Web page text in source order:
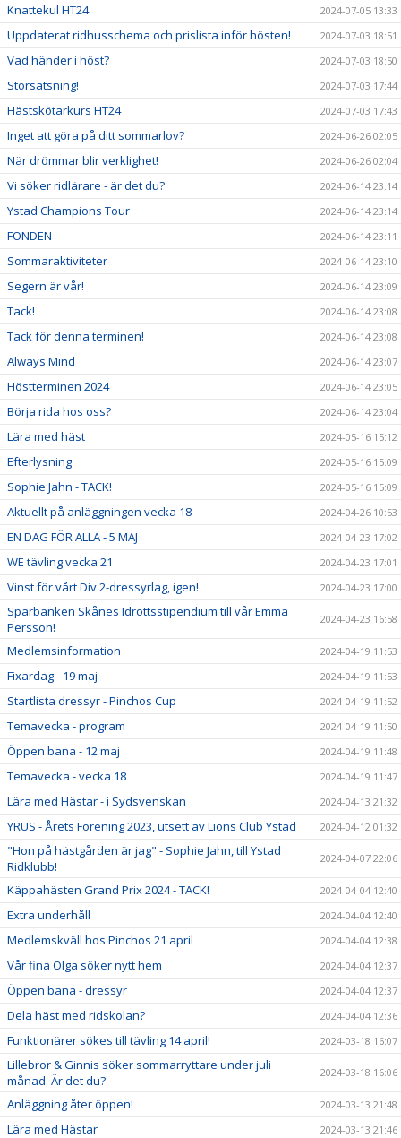
Knattekul HT24 2024-07-05 13:33
Uppdaterat ridhusschema och prislista inför hösten! 2024-07-03 18:51
Vad händer i höst? 2024-07-03 18:50
Storsatsning! 2024-07-03 17:44
Hästskötarkurs HT24 2024-07-03 17:43
Inget att göra på ditt sommarlov? 2024-06-26 02:05
När drömmar blir verklighet! 2024-06-26 02:04
Vi söker ridlärare - är det du? 2024-06-14 23:14
Ystad Champions Tour 2024-06-14 23:14
FONDEN 2024-06-14 23:11
Sommaraktiviteter 2024-06-14 23:10
Segern är vår! 2024-06-14 23:09
Tack! 2024-06-14 23:08
Tack för denna terminen! 2024-06-14 23:08
Always Mind 2024-06-14 23:07
Höstterminen 2024 2024-06-14 23:05
Börja rida hos oss? 2024-06-14 23:04
Lära med häst 2024-05-16 15:12
Efterlysning 2024-05-16 15:09
Sophie Jahn - TACK! 2024-05-16 15:09
Aktuellt på anläggningen vecka 18 2024-04-26 10:53
EN DAG FÖR ALLA - 5 MAJ 2024-04-23 17:02
WE tävling vecka 21 2024-04-23 17:01
Vinst för vårt Div 2-dressyrlag, igen! 2024-04-23 17:00
Sparbanken Skånes Idrottsstipendium till vår Emma
Persson!
2024-04-23 16:58
Medlemsinformation 2024-04-19 11:53
Fixardag - 19 maj 2024-04-19 11:53
Startlista dressyr - Pinchos Cup 2024-04-19 11:52
Temavecka - program 2024-04-19 11:50
Öppen bana - 12 maj 2024-04-19 11:48
Temavecka - vecka 18 2024-04-19 11:47
Lära med Hästar - i Sydsvenskan 2024-04-13 21:32
YRUS - Årets Förening 2023, utsett av Lions Club Ystad 2024-04-12 01:32
"Hon på hästgården är jag" - Sophie Jahn, till Ystad
Ridklubb!
2024-04-07 22:06
Käppahästen Grand Prix 2024 - TACK! 2024-04-04 12:40
Extra underhåll 2024-04-04 12:40
Medlemskväll hos Pinchos 21 april 2024-04-04 12:38
Vår fina Olga söker nytt hem 2024-04-04 12:37
Öppen bana - dressyr 2024-04-04 12:37
Dela häst med ridskolan? 2024-04-04 12:36
Funktionärer sökes till tävling 14 april! 2024-03-18 16:07
Lillebror & Ginnis söker sommarryttare under juli
månad. Är det du?
2024-03-18 16:06
Anläggning åter öppen! 2024-03-13 21:48
Lära med Hästar 2024-03-13 21:46